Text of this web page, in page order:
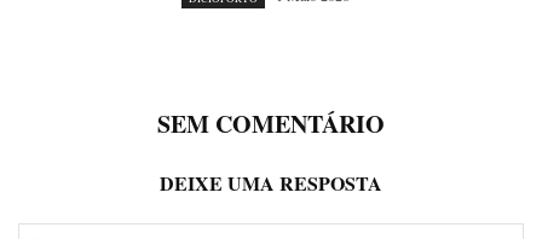
SEM COMENTÁRIO
DEIXE UMA RESPOSTA